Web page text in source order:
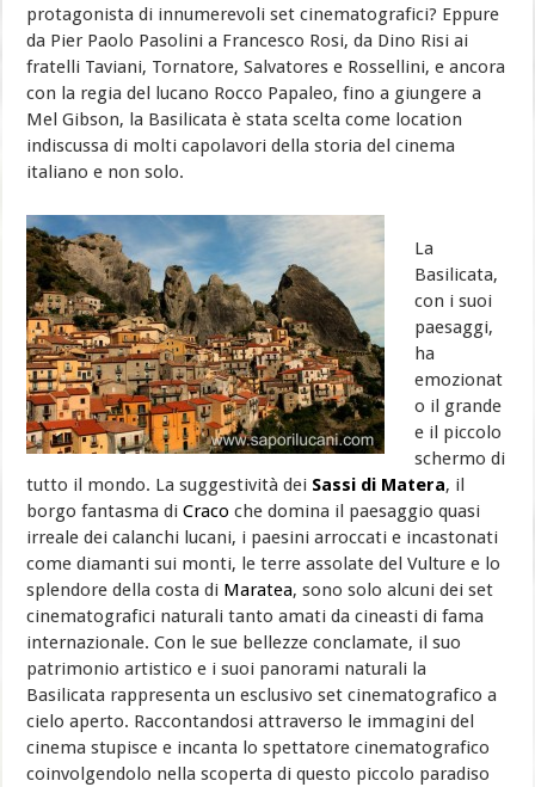
protagonista di innumerevoli set cinematografici? Eppure
da Pier Paolo Pasolini a Francesco Rosi, da Dino Risi ai
fratelli Taviani, Tornatore, Salvatores e Rossellini, e ancora
con la regia del lucano Rocco Papaleo, fino a giungere a
Mel Gibson, la Basilicata è stata scelta come location
indiscussa di molti capolavori della storia del cinema
italiano e non solo.
La
Basilicata,
con i suoi
paesaggi,
ha
emozionat
o il grande
e il piccolo
schermo di
tutto il mondo. La suggestività dei Sassi di Matera, il
borgo fantasma diCraco che domina il paesaggio quasi
irreale dei calanchi lucani, i paesini arroccati e incastonati
come diamanti sui monti, le terre assolate del Vulture e lo
splendore della costa di Maratea, sono solo alcuni dei set
cinematografici naturali tanto amati da cineasti di fama
internazionale. Con le sue bellezze conclamate, il suo
patrimonio artistico e i suoi panorami naturali la
Basilicata rappresenta un esclusivo set cinematografico a
cielo aperto. Raccontandosi attraverso le immagini del
cinema stupisce e incanta lo spettatore cinematografico
coinvolgendolo nella scoperta di questo piccolo paradiso